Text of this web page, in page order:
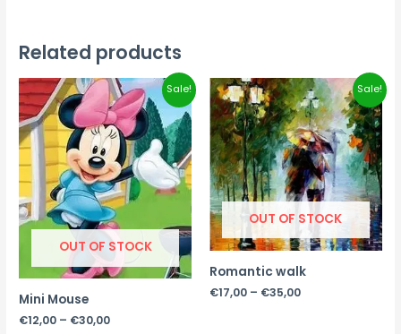
Related products
Sale!
OUT OF STOCK
Mini Mouse
€12,00 – €30,00
Price
range:
€12,00
through
€30,00
Sale!
OUT OF STOCK
Romantic walk
€17,00 – €35,00
Price
range:
€17,00
through
€35,00